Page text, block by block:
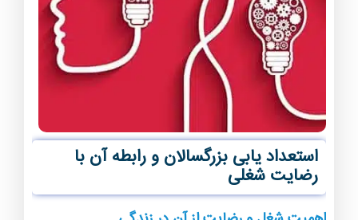
استعداد یابی بزرگسالان و رابطه آن با
رضایت شغلی